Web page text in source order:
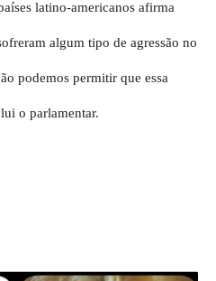
latino-americanos afirma
algum tipo de agressão no
podemos permitir que essa
o parlamentar.